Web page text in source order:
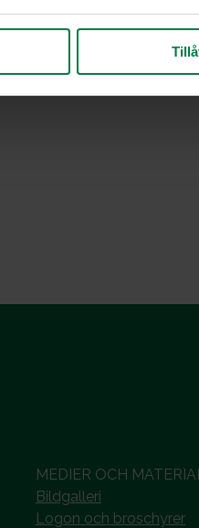
,Lakto-
MEDIER OCH MATERIAL
Bildgalleri
Logon och broschyrer